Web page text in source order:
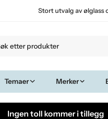
Stort utvalg av ølglass
Temaer Merker
Ingen toll kommer i tillegg